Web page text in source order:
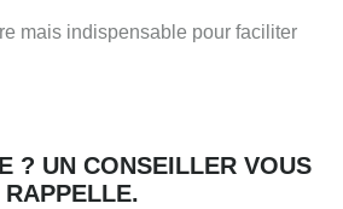
mais indispensable pour faciliter
? UN CONSEILLER VOUS
RAPPELLE.